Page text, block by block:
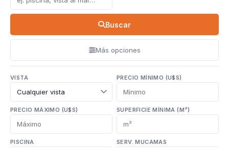
Buscar
Más opciones
VISTA PRECIO MÍNIMO (U$S)
PRECIO MÁXIMO (U$S) SUPERFICIE MÍNIMA (M²)
PISCINA SERV. MUCAMAS